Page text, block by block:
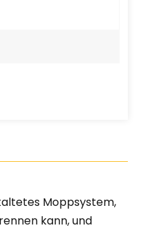
Moppsystem,
kann, und